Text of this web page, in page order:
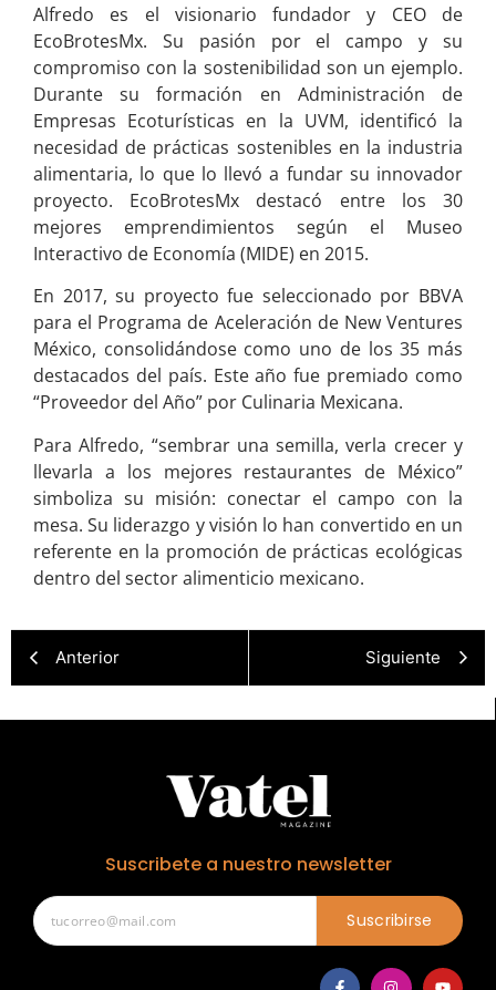
Alfredo es el visionario fundador y CEO de
EcoBrotesMx. Su pasión por el campo y su
compromiso con la sostenibilidad son un ejemplo.
Durante su formación en Administración de
Empresas Ecoturísticas en la UVM, identificó la
necesidad de prácticas sostenibles en la industria
alimentaria, lo que lo llevó a fundar su innovador
proyecto. EcoBrotesMx destacó entre los 30
mejores emprendimientos según el Museo
Interactivo de Economía (MIDE) en 2015.
En 2017, su proyecto fue seleccionado por BBVA
para el Programa de Aceleración de New Ventures
México, consolidándose como uno de los 35 más
destacados del país. Este año fue premiado como
“Proveedor del Año” por Culinaria Mexicana.
Para Alfredo, “sembrar una semilla, verla crecer y
llevarla a los mejores restaurantes de México”
simboliza su misión: conectar el campo con la
mesa. Su liderazgo y visión lo han convertido en un
referente en la promoción de prácticas ecológicas
dentro del sector alimenticio mexicano.
Anterior Siguiente
Suscribete a nuestro newsletter
Suscribirse